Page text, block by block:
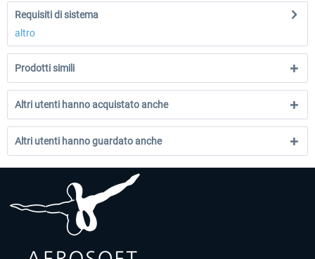
Requisiti di sistema
altro
Prodotti simili
Altri utenti hanno acquistato anche
Altri utenti hanno guardato anche